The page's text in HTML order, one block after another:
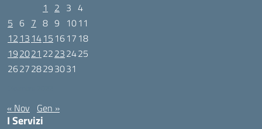
1
2 3 4
5 6 7 8 9 1011
12 13 1415 1617 18
192021 22232425
262728293031
« Nov Gen »
I Servizi